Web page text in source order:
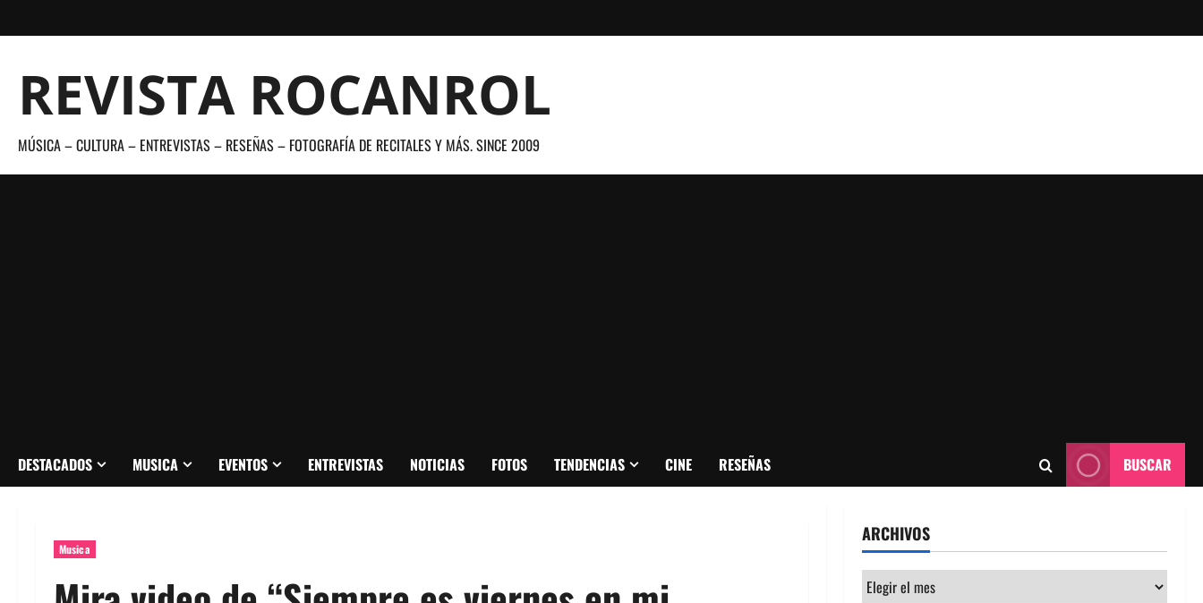
al
REVISTA ROCANROL
MÚSICA – CULTURA – ENTREVISTAS – RESEÑAS – FOTOGRAFÍA DE RECITALES Y MÁS. SINCE 2009
DESTACADOS MUSICA EVENTOS ENTREVISTAS NOTICIAS FOTOS TENDENCIAS CINE RESEÑAS BUSCAR
Musica
ARCHIVOS
Archivos